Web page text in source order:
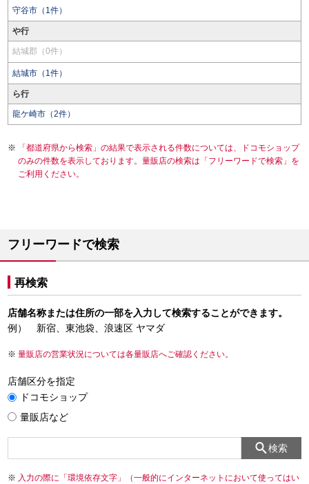
守谷市（1件）
や行
結城郡（0件）
結城市（1件）
ら行
龍ケ崎市（2件）
「都道府県から検索」の結果で表示される件数については、ドコモショップ
のみの件数を表示しております。量販店の検索は「フリーワードで検索」を
ご利用ください。
フリーワードで検索
再検索
店舗名称または住所の一部を入力して検索することができます。
例） 新宿、東池袋、浪速区 ヤマダ
量販店の営業状況については各量販店へご確認ください。
店舗区分を指定
ドコモショップ
量販店など
検索
入力の際に「環境依存文字」（一般的にインターネットにおいて使ってはい